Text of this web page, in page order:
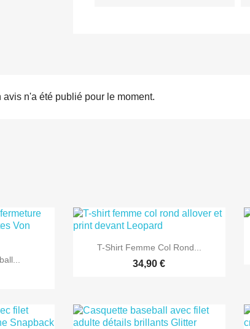
avis n'a été publié pour le moment.
 Aperçu rapide
T-Shirt Femme Col Rond...
34,90 €